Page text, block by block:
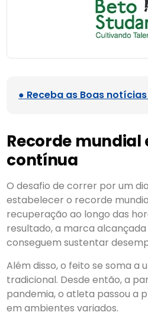
● Receba as Boas
Recorde
contínua
O desafio de correr por um
estabelecer o recorde
recuperação ao longo das
resultado, a marca
conseguem sustentar
Além disso, o feito se soma
tradicional. Desde então, a
pandemia, o atleta passou a
em ambientes variados.